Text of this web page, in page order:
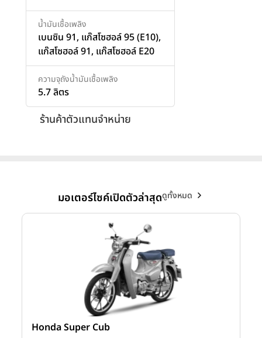
น้ำมันเชื้อเพลิง
เบนซิน 91, แก๊สโซฮอล์ 95 (E10),
แก๊สโซฮอล์ 91, แก๊สโซฮอล์ E20
ความจุถังน้ำมันเชื้อเพลิง
5.7 ลิตร
ร้านค้าตัวแทนจำหน่าย
มอเตอร์ไซค์เปิดตัวล่าสุดดูทั้งหมด
Honda Super Cub